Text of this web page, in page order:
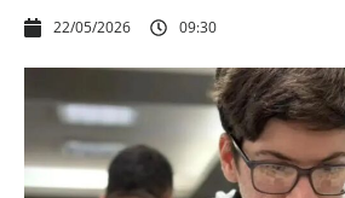
22/05/2026 09:30